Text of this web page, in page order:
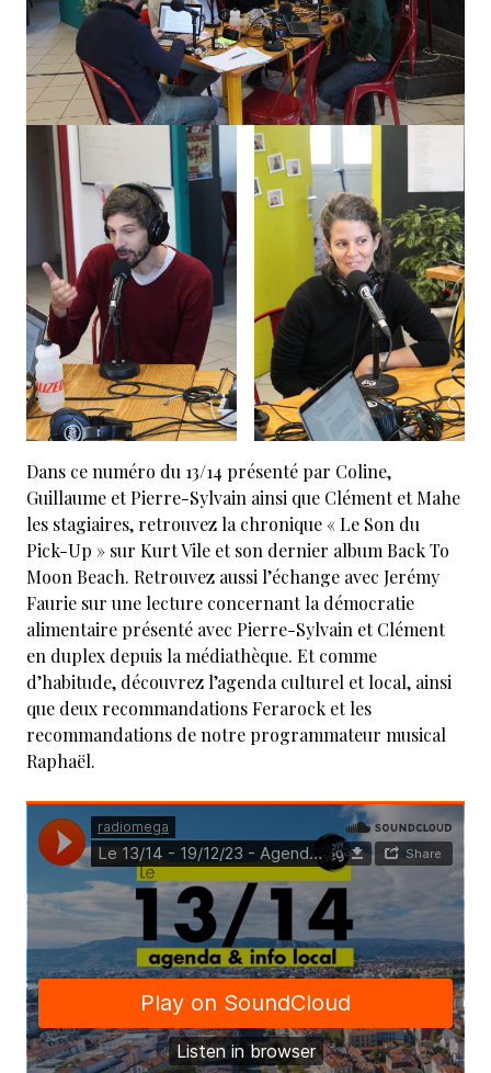
Dans ce numéro du 13/14 présenté par Coline,
Guillaume et Pierre-Sylvain ainsi que Clément et Mahe
les stagiaires, retrouvez la chronique « Le Son du
Pick-Up » sur Kurt Vile et son dernier album Back To
Moon Beach. Retrouvez aussi l’échange avec Jerémy
Faurie sur une lecture concernant la démocratie
alimentaire présenté avec Pierre-Sylvain et Clément
en duplex depuis la médiathèque. Et comme
d’habitude, découvrez l’agenda culturel et local, ainsi
que deux recommandations Ferarock et les
recommandations de notre programmateur musical
Raphaël.